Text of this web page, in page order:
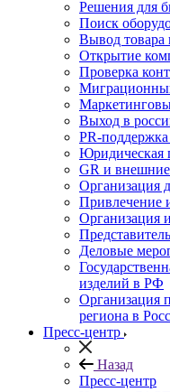
Решения для
Поиск
Вывод
Открытие
Проверка
Выход в
PR-
Юридическая
GR и
Организация
Привлечение
Организация
Деловые
изделий в РФ
Организация
региона в
Пресс-центр
Назад
Пресс-центр